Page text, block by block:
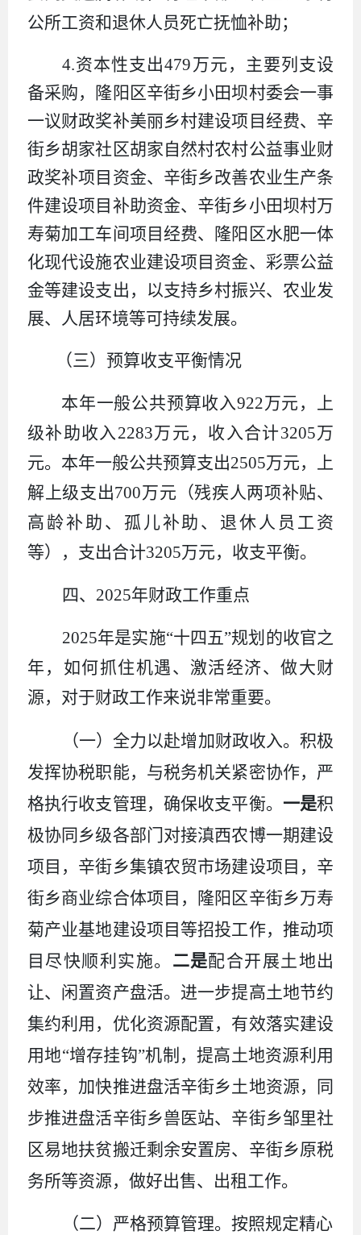
公所工资和退休人员死亡抚恤补助；
4.资本性支出479万元，主要列支设
备采购，隆阳区辛街乡小田坝村委会一事
一议财政奖补美丽乡村建设项目经费、辛
街乡胡家社区胡家自然村农村公益事业财
政奖补项目资金、辛街乡改善农业生产条
件建设项目补助资金、辛街乡小田坝村万
寿菊加工车间项目经费、隆阳区水肥一体
化现代设施农业建设项目资金、彩票公益
金等建设支出， 以支持乡村振兴、农业发
展、人居环境等可持续发展。
（三）预算收支平衡情况
本年一般公共预算收入922万元，上
级补助收入 2283万元，收入合计3205万
元。本年一般公共预算支出2505万元，上
解上级支出700万元（残疾人两项补贴、
高龄补助、孤儿补助 、 退休人员工资
等），支出合计3205万元， 收支平衡。
四、 2025年财政工作重点
2025年是实施“十四五”规划的收官之
年 ， 如何抓住机遇、激活经济、做大财
源，对于财政工作来说非常重要。
（一）全力以赴增加财政收入。 积极
发挥协税职能，与税务机关紧密协作，严
格执行收支管理，确保收支平衡。 一是积
极协同乡级各部门对接滇西农博一期建设
项目，辛街乡集镇农贸市场建设项目，辛
街乡商业综合体项目，隆阳区辛街乡万寿
菊产业基地建设项目等招投工作，推动项
目尽快顺利实施。 二是配合开展土地出
让、闲置资产盘活。 进一步提高土地节约
集约利用，优化资源配置，有效落实建设
用地“增存挂钩”机制，提高土地资源利用
效率，加快推进盘活辛街乡土地资源，同
步推进盘活辛街乡兽医站、辛街乡邹里社
区易地扶贫搬迁剩余安置房、 辛街乡原税
务所等资源， 做好出售、 出租 工作。
（二） 严格预算管理。 按照规定精心